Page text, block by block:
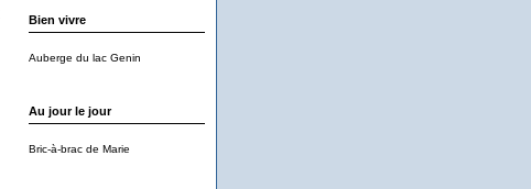
Bien vivre
Auberge du lac Genin
Au jour le jour
Bric-à-brac de Marie